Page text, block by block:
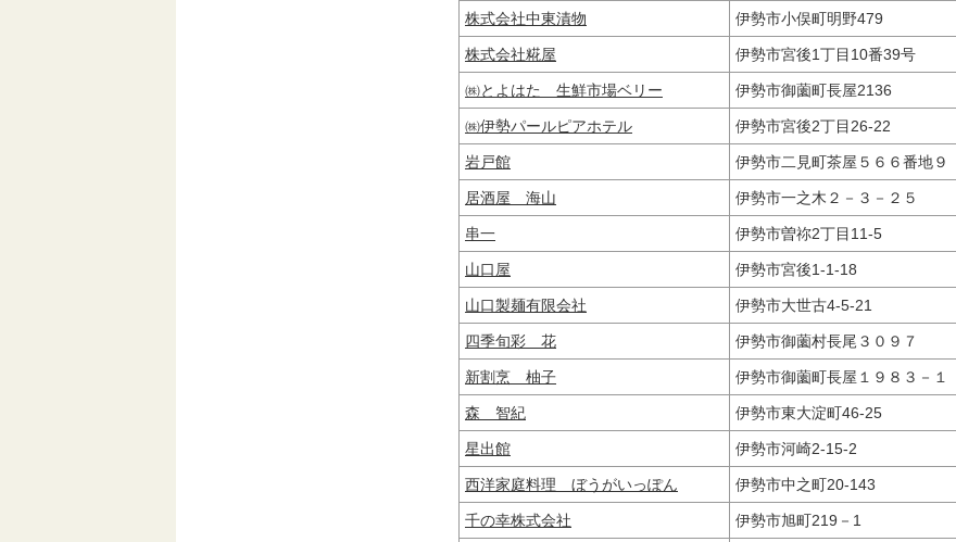
株式会社中東漬物 伊勢市小俣町明野479
株式会社糀屋 伊勢市宮後1丁目10番39号
㈱とよはた 生鮮市場ベリー 伊勢市御薗町長屋2136
㈱伊勢パールピアホテル 伊勢市宮後2丁目26-22
岩戸館 伊勢市二見町茶屋５６６番地９
居酒屋 海山 伊勢市一之木２－３－２５
串一 伊勢市曽祢2丁目11-5
山口屋 伊勢市宮後1-1-18
山口製麺有限会社 伊勢市大世古4-5-21
四季旬彩 花 伊勢市御薗村長尾３０９７
新割烹 柚子 伊勢市御薗町長屋１９８３－１
森 智紀 伊勢市東大淀町46-25
星出館 伊勢市河崎2-15-2
西洋家庭料理 ぼうがいっぽん 伊勢市中之町20-143
千の幸株式会社 伊勢市旭町219－1